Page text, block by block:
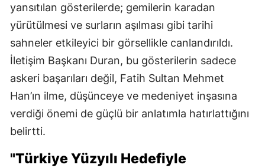
yansıtılan gösterilerde; gemilerin karadan
yürütülmesi ve surların aşılması gibi tarihi
sahneler etkileyici bir görsellikle canlandırıldı.
İletişim Başkanı Duran, bu gösterilerin sadece
askeri başarıları değil, Fatih Sultan Mehmet
Han’ın ilme, düşünceye ve medeniyet inşasına
verdiği önemi de güçlü bir anlatımla hatırlattığını
belirtti.
"Türkiye Yüzyılı Hedefiyle